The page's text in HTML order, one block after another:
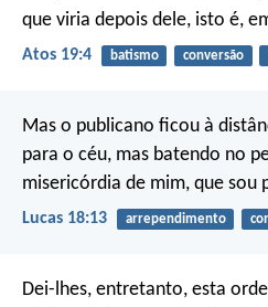
que viria depois dele, isto é,
Atos 19:4 batismo conversão
Mas o publicano ficou à
para o céu, mas batendo no
misericórdia de mim, que sou
Lucas 18:13 arrependimento
Dei-lhes, entretanto, esta